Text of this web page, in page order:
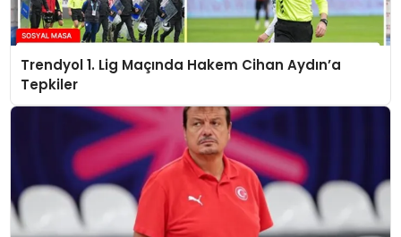
Trendyol 1. Lig Maçında Hakem Cihan Aydın’a
Tepkiler